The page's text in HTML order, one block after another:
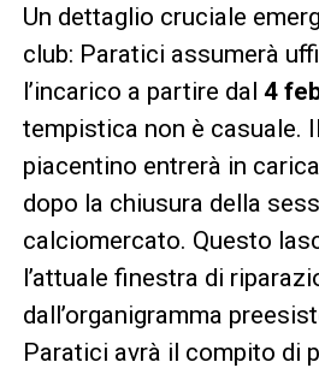
Un dettaglio cruciale
club: Paratici assumerà
l’incarico a partire dal 4
tempistica non è casuale.
piacentino entrerà in
dopo la chiusura della
calciomercato. Questo
l’attuale finestra di
dall’organigramma
Paratici avrà il compito di